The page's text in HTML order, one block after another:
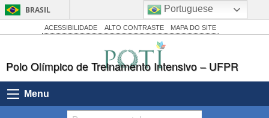
BRASIL
Simplifique!
Participe
Legislação
ACESSIBILIDADE ALTO CONTRASTE MAPA DO SITE
Polo Olímpico de Treinamento Intensivo – UFPR
Menu
Portuguese